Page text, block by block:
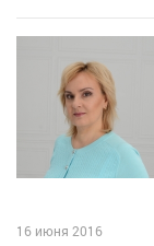
16 июня 2016